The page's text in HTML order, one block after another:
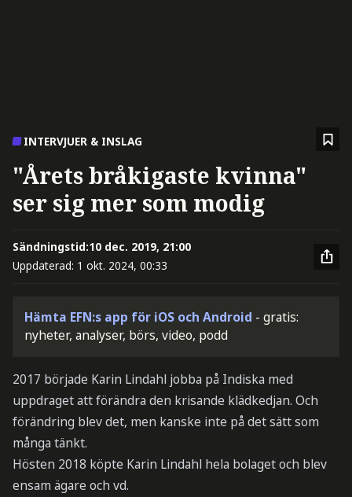
INTERVJUER & INSLAG
"Årets bråkigaste kvinna"
ser sig mer som modig
Sändningstid:10 dec. 2019, 21:00
Uppdaterad: 1 okt. 2024, 00:33
Hämta EFN:s app för iOS och Android - gratis:
nyheter, analyser, börs, video, podd
2017 började Karin Lindahl jobba på Indiska med
uppdraget att förändra den krisande klädkedjan. Och
förändring blev det, men kanske inte på det sätt som
många tänkt.
Hösten 2018 köpte Karin Lindahl hela bolaget och blev
ensam ägare och vd.